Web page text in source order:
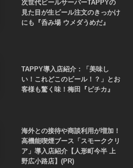
次世代ビールサーバーTAPPYの
見た目が生ビール注文のきっかけ
にも『呑み場 ウメダうめだ』
TAPPY導入店紹介：「美味し
い！これどこのビール！？」とお
客様も驚く味！梅田『ピチカ』
海外との接待や商談利用が増加！
高機能喫煙ブース「スモーククリ
ア」導入店紹介【人形町今半 上
野広小路店】(PR)